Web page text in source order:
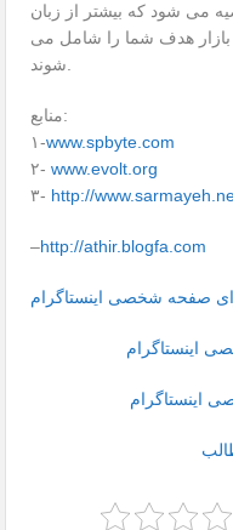
می شود که بیشتر از زبان
بازار هدف شما را شامل می
منابع:
۱-www.spbyte.com
۲-www.evolt.org
۳- http://
–http://athir.blogfa.com
صفحه شخصی اینستاگرام
اینستاگرام
اینستاگرام